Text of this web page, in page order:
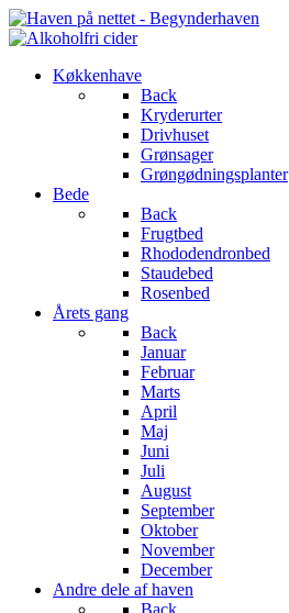
Køkkenhave
Back
Kryderurter
Drivhuset
Grønsager
Grøngødningsplanter
Bede
Back
Frugtbed
Rhododendronbed
Staudebed
Rosenbed
Årets gang
Back
Januar
Februar
Marts
April
Maj
Juni
Juli
August
September
Oktober
November
December
Andre dele af haven
Back